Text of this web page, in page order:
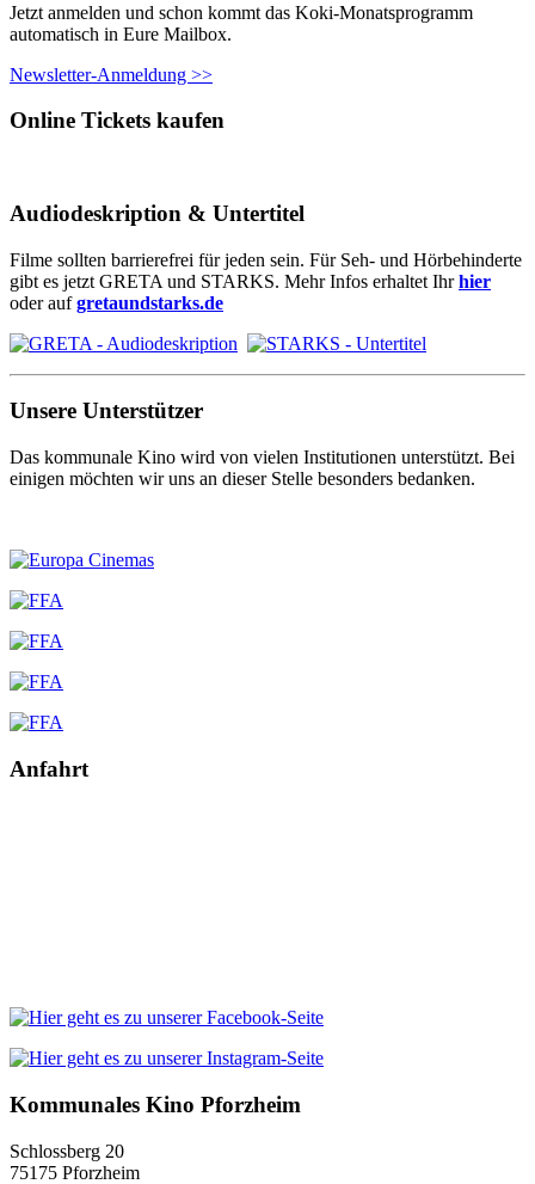
Jetzt anmelden und schon kommt das Koki-Monatsprogramm
automatisch in Eure Mailbox.
Newsletter-Anmeldung >>
Online Tickets kaufen
Audiodeskription & Untertitel
Filme sollten barrierefrei für jeden sein. Für Seh- und Hörbehinderte
gibt es jetzt GRETA und STARKS. Mehr Infos erhaltet Ihrhier
oder aufgretaundstarks.de
Unsere Unterstützer
Das kommunale Kino wird von vielen Institutionen unterstützt. Bei
einigen möchten wir uns an dieser Stelle besonders bedanken.
Anfahrt
Kommunales Kino Pforzheim
Schlossberg 20
75175 Pforzheim